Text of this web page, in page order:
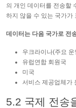
의 개인 데이터를 전송할
하지 않을 수 있는 국가가
데이터는 다음 국가로 전
우크라이나(주요 운
유럽연합 회원국
미국
서비스 제공업체가
5.2 국제 전송